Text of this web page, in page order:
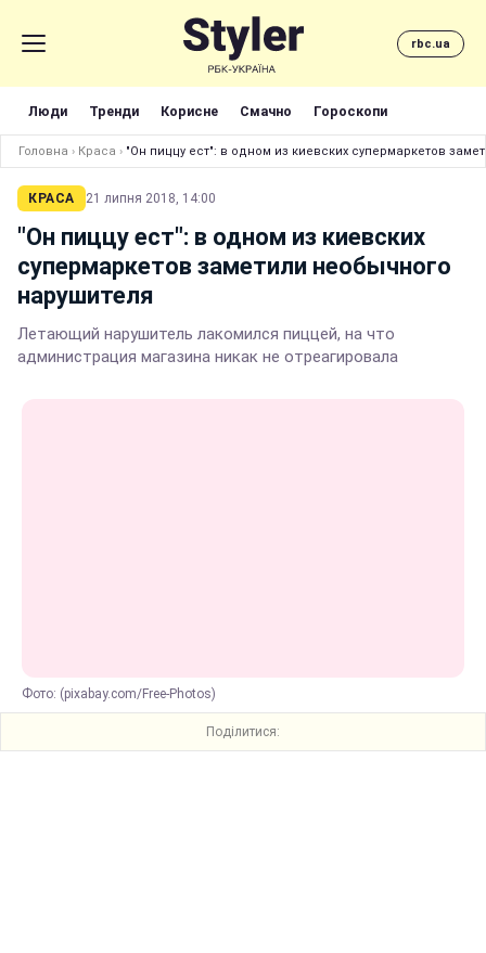
rbc.ua
Люди Тренди Корисне Смачно Гороскопи
Головна › Краса › "Он пиццу ест": в одном из киевских супермаркетов
КРАСА 21 липня 2018, 14:00
"Он пиццу ест": в одном из киевских
супермаркетов заметили необычного
нарушителя
Летающий нарушитель лакомился пиццей, на что
администрация магазина никак не отреагировала
Фото: (pixabay.com/Free-Photos)
Поділитися: